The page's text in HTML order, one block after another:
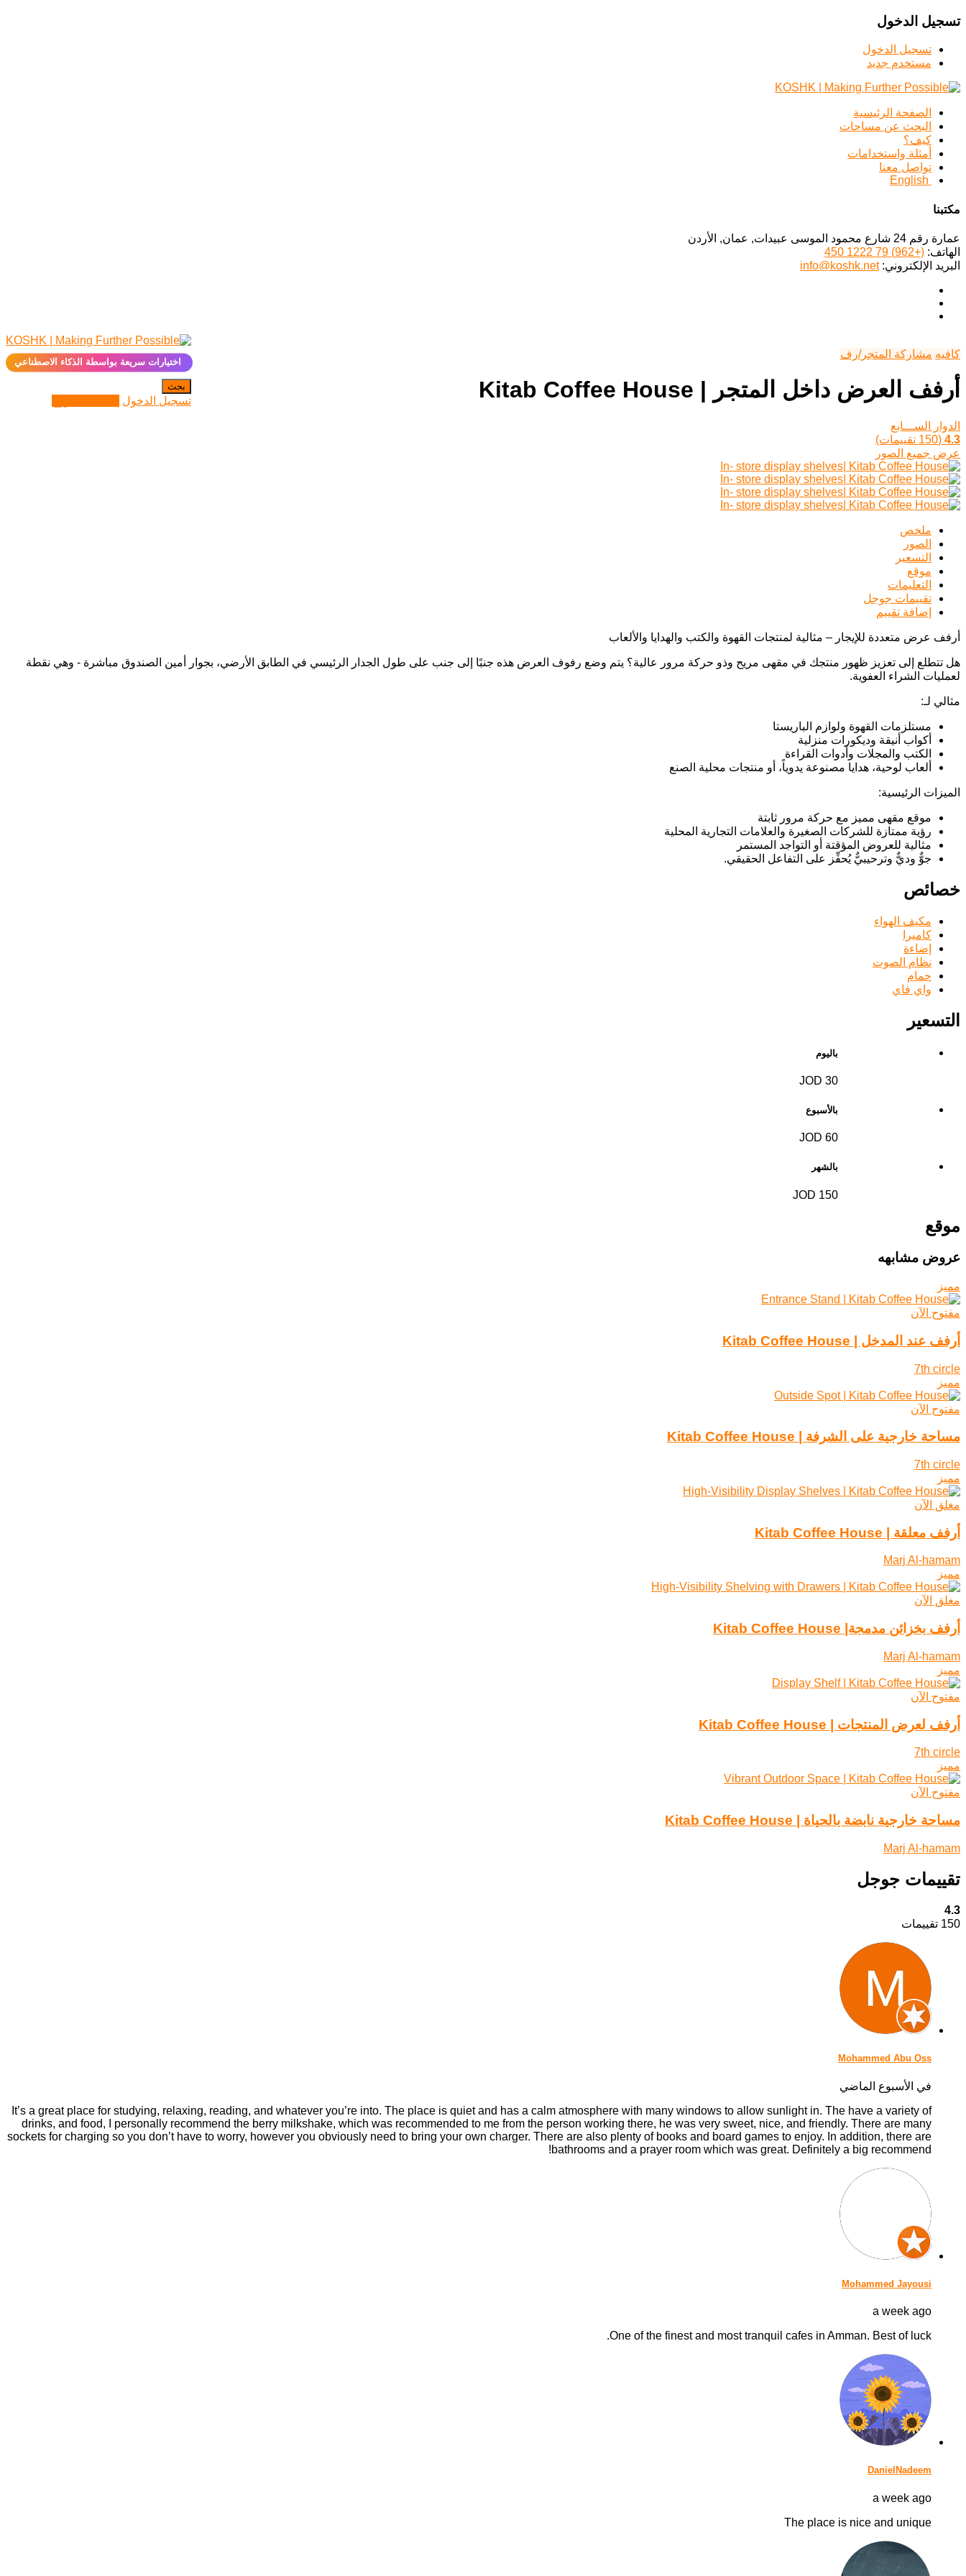
تسجيل الدخول
تسجيل الدخول
مستخدم جديد
الصفحة الرئيسية
البحث عن مساحات
كيف؟
أمثلة واستخدامات
تواصل معنا
English
مكتبنا
عمارة رقم 24 شارع محمود الموسى عبيدات, عمان, الأردن
الهاتف: (+962) 79 1222 450
البريد الإلكتروني:info@koshk.net
✨اختيارات سريعة بواسطة الذكاء الاصطناعي
بحث
تسجيل الدخول
كافيه مشاركة المتجر/رف
أرفف العرض داخل المتجر | Kitab Coffee House
الدوار الســـابع
4.3 (150 تقييمات)
عرض جميع الصور
ملخص
الصور
التسعير
موقع
التعليمات
تقييمات جوجل
إضافة تقييم
أرفف عرض متعددة للإيجار – مثالية لمنتجات القهوة والكتب والهدايا والألعاب
هل تتطلع إلى تعزيز ظهور منتجك في مقهى مريح وذو حركة مرور عالية؟ يتم وضع رفوف العرض هذه جنبًا إلى جنب على طول الجدار الرئيسي في الطابق الأرضي، بجوار أمين الصندوق مباشرة - وهي نقطة
لعمليات الشراء العفوية.
مثالي لـ:
مستلزمات القهوة ولوازم الباريستا
أكواب أنيقة وديكورات منزلية
الكتب والمجلات وأدوات القراءة
ألعاب لوحية، هدايا مصنوعة يدوياً، أو منتجات محلية الصنع
الميزات الرئيسية:
موقع مقهى مميز مع حركة مرور ثابتة
رؤية ممتازة للشركات الصغيرة والعلامات التجارية المحلية
مثالية للعروض المؤقتة أو التواجد المستمر
جوٌّ وديٌّ وترحيبيٌّ يُحفِّز على التفاعل الحقيقي.
خصائص
مكيف الهواء
كاميرا
إضاءة
نظام الصوت
حمام
واي فاي
التسعير
باليوم
30 JOD
بالأسبوع
60 JOD
بالشهر
150 JOD
موقع
عروض مشابهه
مميز
مفتوح الآن
أرفف عند المدخل | Kitab Coffee House
7th circle
مميز
مفتوح الآن
مساحة خارجية على الشرفة | Kitab Coffee House
7th circle
مميز
مغلق الآن
أرفف معلقة | Kitab Coffee House
Marj Al-hamam
مميز
مغلق الآن
أرفف بخزائن مدمجة| Kitab Coffee House
Marj Al-hamam
مميز
مفتوح الآن
أرفف لعرض المنتجات | Kitab Coffee House
7th circle
مميز
مفتوح الآن
مساحة خارجية نابضة بالحياة | Kitab Coffee House
Marj Al-hamam
تقييمات جوجل
4.3
150 تقييمات
Mohammed Abu Oss
في الأسبوع الماضي
It’s a great place for studying, relaxing, reading, and whatever you’re into. The place is quiet and has a calm atmosphere with many windows to allow sunlight in. The have a variety of
drinks, and food, I personally recommend the berry milkshake, which was recommended to me from the person working there, he was very sweet, nice, and friendly. There are many
sockets for charging so you don’t have to worry, however you obviously need to bring your own charger. There are also plenty of books and board games to enjoy. In addition, there are
bathrooms and a prayer room which was great. Definitely a big recommend!
Mohammed Jayousi
a week ago
One of the finest and most tranquil cafes in Amman. Best of luck.
DanielNadeem
a week ago
The place is nice and unique